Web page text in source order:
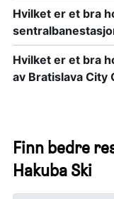
Hvilket er et bra
Hvilket er et bra
av Bratislava City
Finn bedre
Hakuba Ski